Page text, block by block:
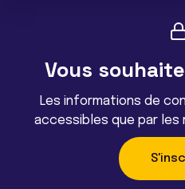
Vous
Les informations de
accessibles que par les